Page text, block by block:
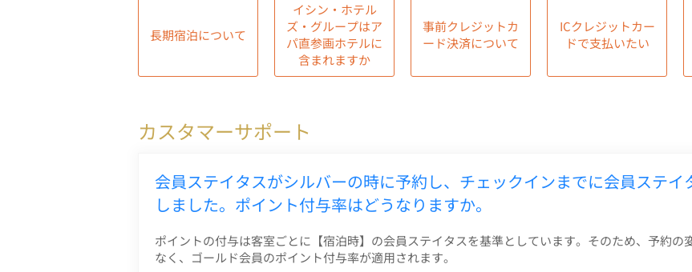
長期宿泊について
イシン・ホテル
ズ・グループはア
パ直参画ホテルに
含まれますか
事前クレジットカ
ード決済について
ICクレジットカー
ドで支払いたい
カスタマーサポート
会員ステイタスがシルバーの時に予約し、チェックインまでに会員ステ
しました。ポイント付与率はどうなりますか。
ポイントの付与は客室ごとに【宿泊時】の会員ステイタスを基準としています。そのため、予約の
なく、ゴールド会員のポイント付与率が適用されます。